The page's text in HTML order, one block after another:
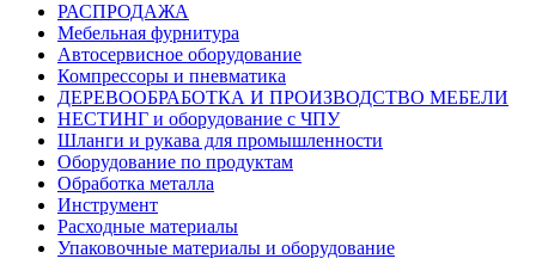
РАСПРОДАЖА
Мебельная фурнитура
Автосервисное оборудование
Компрессоры и пневматика
ДЕРЕВООБРАБОТКА И ПРОИЗВОДСТВО МЕБЕЛИ
НЕСТИНГ и оборудование с ЧПУ
Шланги и рукава для промышленности
Оборудование по продуктам
Обработка металла
Инструмент
Расходные материалы
Упаковочные материалы и оборудование